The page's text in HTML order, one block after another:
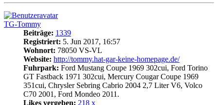
TG-Tommy
Beiträge: 1339
Registriert: 5. Jun 2017, 16:57
Wohnort: 78050 VS-VL
Website: http://tommy.hat-gar-keine-homepage.de/
Fuhrpark: Ford Mustang Coupe 1969 302cui, Ford Torino
GT Fastback 1971 302cui, Mercury Cougar Coupe 1969
351cui, Chrysler Sebring Cabrio 2004 2,7 Liter V6, Volco
C70 2001, Ford Mondeo 2011.
Likes vergeben: 218 x